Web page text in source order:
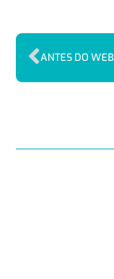
ANTES DO